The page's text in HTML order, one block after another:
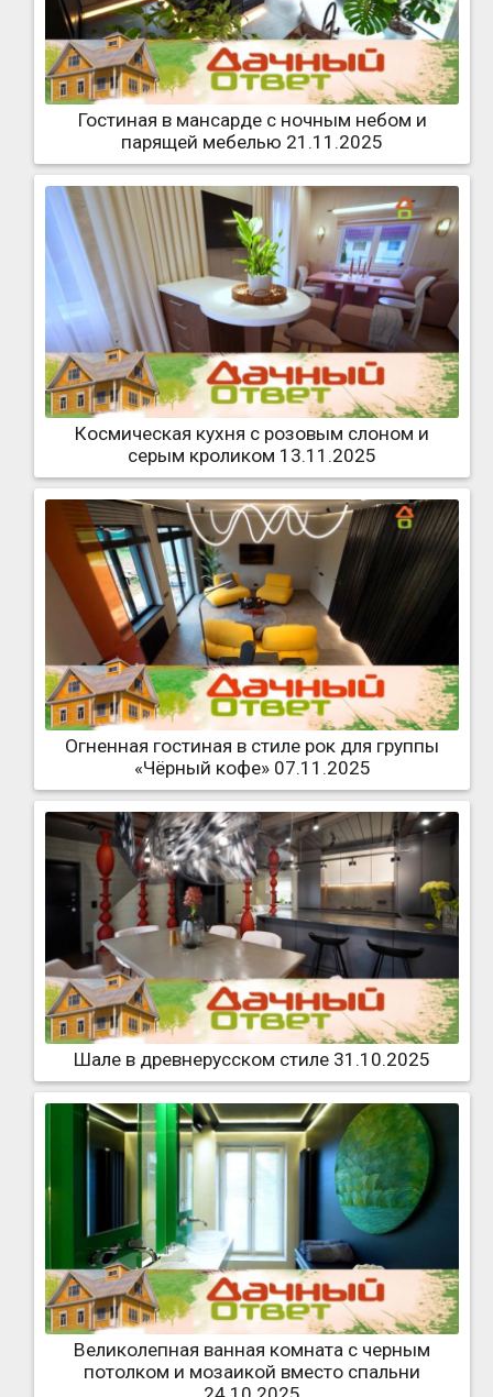
Гостиная в мансарде с ночным небом и
парящей мебелью 21.11.2025
Космическая кухня с розовым слоном и
серым кроликом 13.11.2025
Огненная гостиная в стиле рок для группы
«Чёрный кофе» 07.11.2025
Шале в древнерусском стиле 31.10.2025
Великолепная ванная комната с черным
потолком и мозаикой вместо спальни